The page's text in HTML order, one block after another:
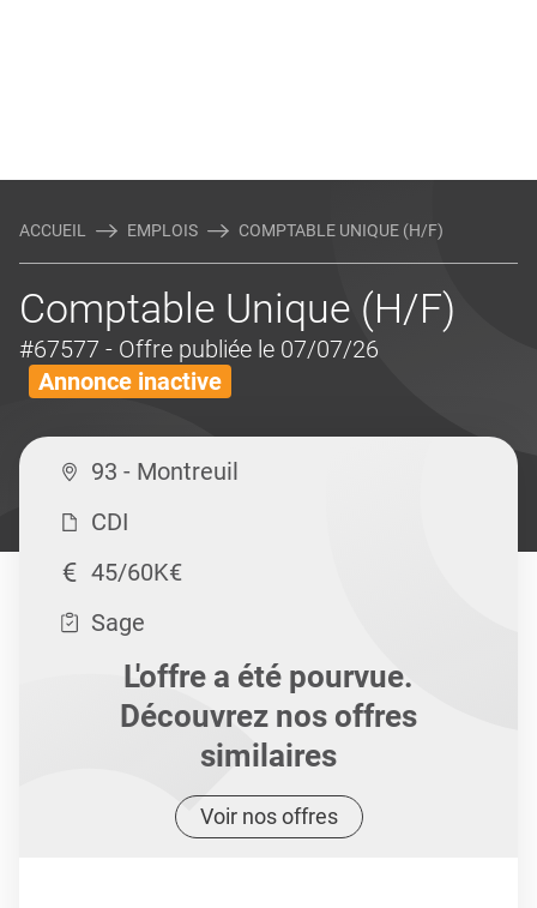
ACCUEIL EMPLOIS COMPTABLE UNIQUE (H/F)
Comptable Unique (H/F)
#67577 - Offre publiée le 07/07/26
Annonce inactive
93 - Montreuil
CDI
45/60K€
Sage
L'offre a été pourvue.
Découvrez nos offres
similaires
Voir nos offres